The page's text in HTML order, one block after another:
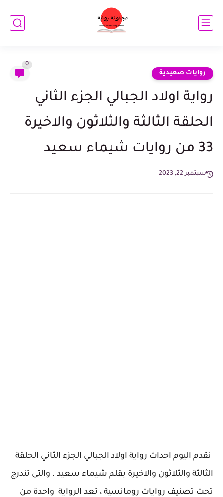
روايات صعيدية
0
رواية اولاد الجبالي الجزء الثاني
الحلقة الثالثة والثلاثون والاخيرة
33 من روايات شيماء سعيد
سبتمبر 22, 2023
نقدم اليوم احداث رواية اولاد الجبالي الجزء الثاني الحلقة
الثالثة والثلاثون والاخيرة بقلم شيماء سعيد . والتى تندرج
تحت تصنيف روايات رومانسية ، تعد الرواية واحدة من